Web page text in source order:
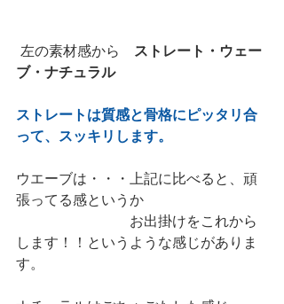
左の素材感から ストレート・ウェー
ブ・ナチュラル
ストレートは質感と骨格にピッタリ合
って、スッキリします。
ウエーブは・・・上記に比べると、頑
張ってる感というか
お出掛けをこれから
します！！というような感じがありま
す。